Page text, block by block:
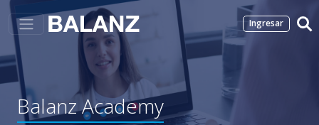
Ingresar
BalanzAcademy